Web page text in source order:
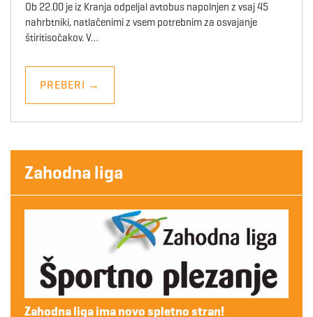
Ob 22.00 je iz Kranja odpeljal avtobus napolnjen z vsaj 45
nahrbtniki, natlačenimi z vsem potrebnim za osvajanje
štiritisočakov. V…
PREBERI →
Zahodna liga
Zahodna liga ima novo spletno stran!